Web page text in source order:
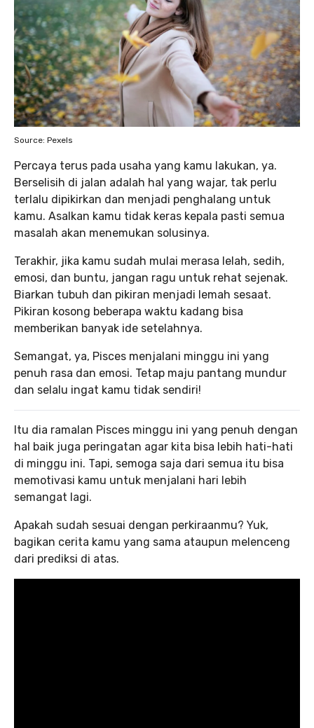
Source: Pexels
Percaya terus pada usaha yang kamu lakukan, ya.
Berselisih di jalan adalah hal yang wajar, tak perlu
terlalu dipikirkan dan menjadi penghalang untuk
kamu. Asalkan kamu tidak keras kepala pasti semua
masalah akan menemukan solusinya.
Terakhir, jika kamu sudah mulai merasa lelah, sedih,
emosi, dan buntu, jangan ragu untuk rehat sejenak.
Biarkan tubuh dan pikiran menjadi lemah sesaat.
Pikiran kosong beberapa waktu kadang bisa
memberikan banyak ide setelahnya.
Semangat, ya, Pisces menjalani minggu ini yang
penuh rasa dan emosi. Tetap maju pantang mundur
dan selalu ingat kamu tidak sendiri!
Itu dia ramalan Pisces minggu ini yang penuh dengan
hal baik juga peringatan agar kita bisa lebih hati-hati
di minggu ini. Tapi, semoga saja dari semua itu bisa
memotivasi kamu untuk menjalani hari lebih
semangat lagi.
Apakah sudah sesuai dengan perkiraanmu? Yuk,
bagikan cerita kamu yang sama ataupun melenceng
dari prediksi di atas.